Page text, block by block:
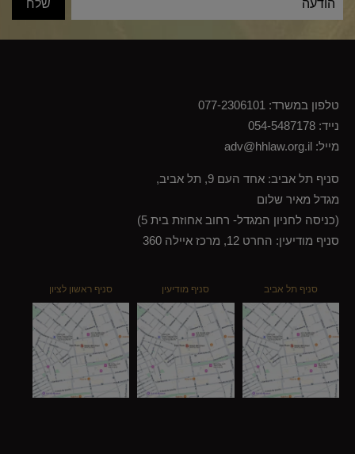
טלפון במשרד: 077-2306101
נייד: 054-5487178
מייל: adv@hhlaw.org.il
סניף תל אביב: אחד העם 9, תל אביב,
מגדל מאיר שלום
(כניסה לחניון המגדל- רחוב אחוזת בית 5)
סניף מודיעין: החרט 12, מרכז איילה 360
סניף תל אביב סניף מודיעין סניף ראשון לציון